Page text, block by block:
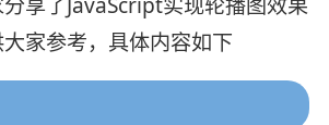
家参考，具体内容如下